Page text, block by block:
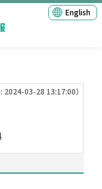
English
: 2024-03-28 13:17:00）